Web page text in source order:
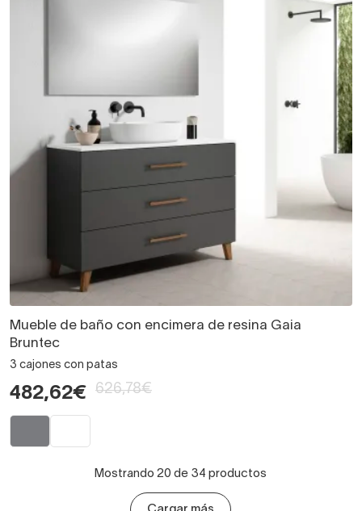
Mueble de baño con encimera de resina Gaia
Bruntec
3 cajones con patas
482,62€ 626,78€
Mostrando 20 de 34 productos